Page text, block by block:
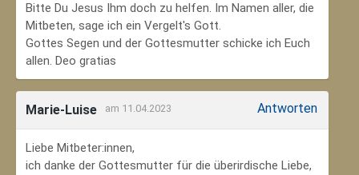
Bitte Du Jesus Ihm doch zu helfen. Im Namen aller, die
Mitbeten, sage ich ein Vergelt's Gott.
Gottes Segen und der Gottesmutter schicke ich Euch
allen. Deo gratias
Marie-Luise am 11.04.2023 Antworten
Liebe Mitbeter:innen,
ich danke der Gottesmutter für die überirdische Liebe,